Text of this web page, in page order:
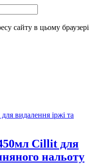
сайту в цьому браузері
Cillit для
нальоту